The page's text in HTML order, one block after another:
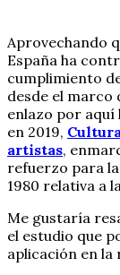
Aprovechando
España ha
cumplimiento
desde el marco
enlazo por aquí
en 2019,
artistas,
refuerzo para
1980 relativa a
Me gustaría
el estudio que
aplicación en la